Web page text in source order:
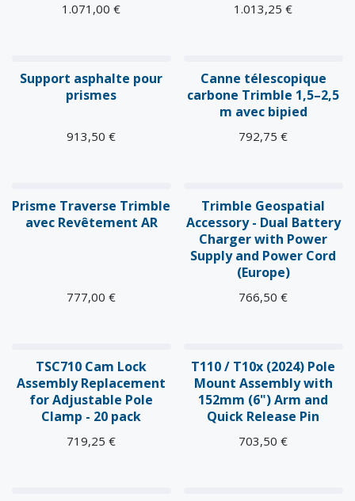
1.071,00 € 1.013,25 €
Support asphalte pour
prismes
913,50 €
Canne télescopique
carbone Trimble 1,5–2,5
m avec bipied
792,75 €
Prisme Traverse Trimble
avec Revêtement AR
777,00 €
Trimble Geospatial
Accessory - Dual Battery
Charger with Power
Supply and Power Cord
(Europe)
766,50 €
TSC710 Cam Lock
Assembly Replacement
for Adjustable Pole
Clamp - 20 pack
719,25 €
T110 / T10x (2024) Pole
Mount Assembly with
152mm (6") Arm and
Quick Release Pin
703,50 €